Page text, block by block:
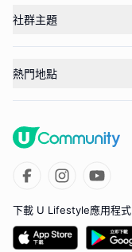
社群主題
熱門地點
下載 U Lifestyle應用程式